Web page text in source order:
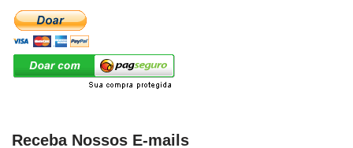
Receba Nossos E-mails